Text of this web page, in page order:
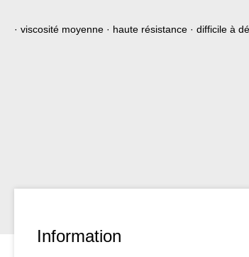
· viscosité moyenne · haute résistance · difficile à
Information